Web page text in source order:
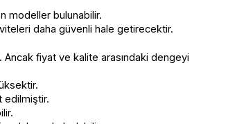
modeller bulunabilir.
daha güvenli hale getirecektir.
fiyat ve kalite arasındaki dengeyi
edilmiştir.